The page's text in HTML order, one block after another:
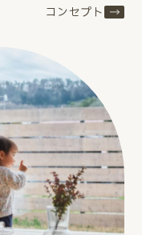
コンセプト